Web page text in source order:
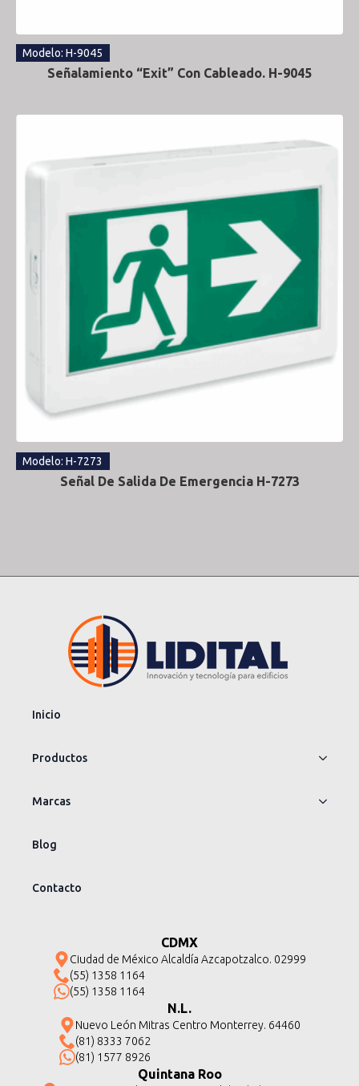
Modelo: H-9045
Señalamiento “Exit” Con Cableado. H-9045
Modelo: H-7273
Señal De Salida De Emergencia H-7273
Inicio
Productos
Marcas
Blog
Contacto
CDMX
Ciudad de México Alcaldía Azcapotzalco. 02999
(55) 1358 1164
(55) 1358 1164
N.L.
Nuevo León Mitras Centro Monterrey. 64460
(81) 8333 7062
(81) 1577 8926
Quintana Roo